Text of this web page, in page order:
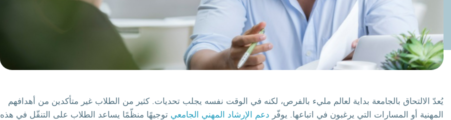
يُعدّ الالتحاق بالجامعة بداية لعالم مليء بالفرص، لكنه في الوقت نفسه يجلب تحديات. كثير من الطلاب غير متأكدين من أهدافهم
المهنية أو المسارات التي يرغبون في اتباعها. يوفّر
دعم الإرشاد المهني الجامعي توجيهًا منظّمًا يساعد الطلاب على التنقّل في هذه